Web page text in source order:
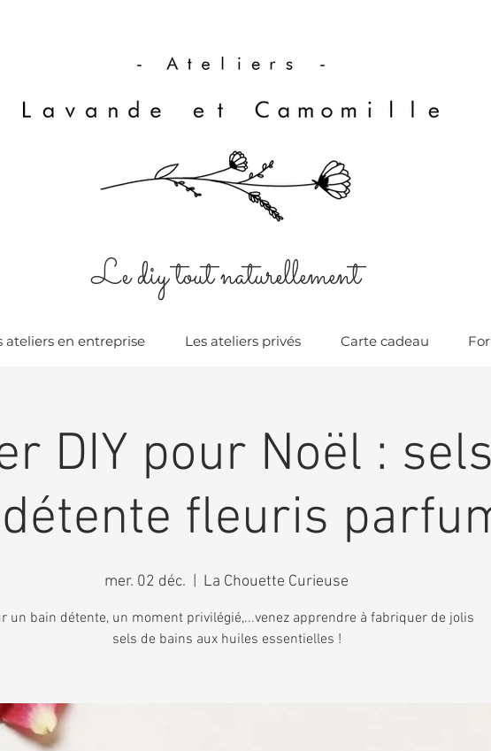
Le diy tout naturellement
ateliers en entreprise Les ateliers privés Carte cadeau
DIY pour Noël :
fleuris
mer. 02 déc. La Chouette Curieuse
un bain détente, un moment privilégié,...venez apprendre à fabriquer de jolis
sels de bains aux huiles essentielles !